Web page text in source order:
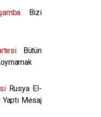
Bizi
Bütün
Rusya El-
Yaptı Mesaj